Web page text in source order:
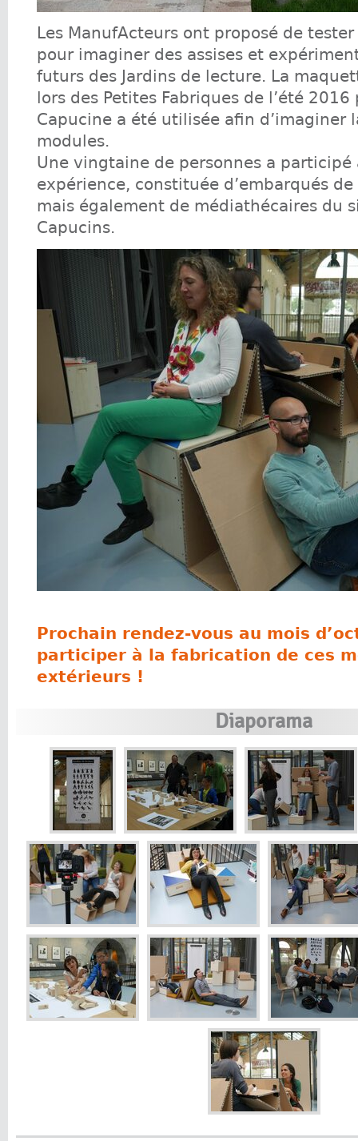
Les ManufActeurs ont proposé de
pour imaginer des assises et
futurs des Jardins de lecture. La
lors des Petites Fabriques de l’été 2016
Capucine a été utilisée afin d’imaginer
modules.
Une vingtaine de personnes a participé
expérience, constituée d’embarqués de
mais également de médiathécaires du
Capucins.
Prochain rendez-vous au mois
participer à la fabrication de ces
extérieurs !
Diaporama